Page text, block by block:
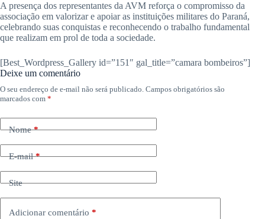
A presença dos representantes da AVM reforça o compromisso da
associação em valorizar e apoiar as instituições militares do Paraná,
celebrando suas conquistas e reconhecendo o trabalho fundamental
que realizam em prol de toda a sociedade.
[Best_Wordpress_Gallery id=”151″ gal_title=”camara bombeiros”]
Deixe um comentário
O seu endereço de e-mail não será publicado. Campos obrigatórios são
marcados com *
Nome*
E-mail*
Site
Adicionar comentário *